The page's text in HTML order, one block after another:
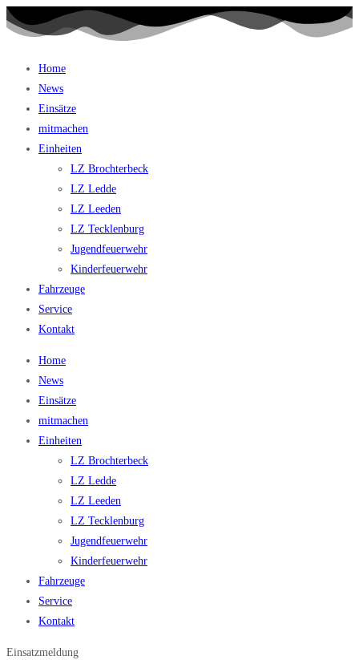
Home
News
Einsätze
mitmachen
Einheiten
LZ Brochterbeck
LZ Ledde
LZ Leeden
LZ Tecklenburg
Jugendfeuerwehr
Kinderfeuerwehr
Fahrzeuge
Service
Kontakt
Home
News
Einsätze
mitmachen
Einheiten
LZ Brochterbeck
LZ Ledde
LZ Leeden
LZ Tecklenburg
Jugendfeuerwehr
Kinderfeuerwehr
Fahrzeuge
Service
Kontakt
Einsatzmeldung